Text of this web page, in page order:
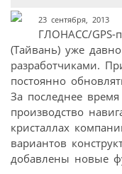
23 сентября, 2013
ГЛОНАСС/GPS-
(Тайвань) уже
разработчиками.
постоянно
За последнее
производство
кристаллах
вариантов
добавлены новые